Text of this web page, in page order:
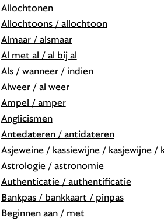
Allochtonen
Allochtoons / allochtoon
Almaar / alsmaar
Al met al / al bij al
Als / wanneer / indien
Alweer / al weer
Ampel / amper
Anglicismen
Antedateren / antidateren
Asjeweine / kassiewijne / kasjewijne /
Astrologie / astronomie
Authenticatie / authentificatie
Bankpas / bankkaart / pinpas
Beginnen aan / met